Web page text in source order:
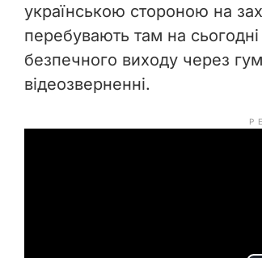
українською стороною на
перебувають там на
безпечного виходу через
відеозверненні.